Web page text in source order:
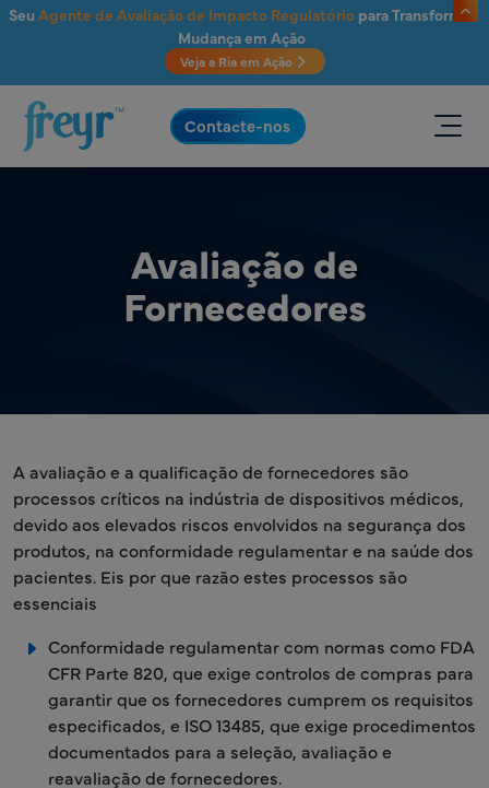
Saltar para o conteúdo principal
Seu Agente de Avaliação de Impacto Regulatóriopara Transformar
Mudança em Ação
Veja a Ria em Ação
.
Contacte-nos
Avaliação de
Fornecedores
A avaliação e a qualificação de fornecedores são
processos críticos na indústria de dispositivos médicos,
devido aos elevados riscos envolvidos na segurança dos
produtos, na conformidade regulamentar e na saúde dos
pacientes. Eis por que razão estes processos são
essenciais
Conformidade regulamentar com normas como FDA
CFR Parte 820, que exige controlos de compras para
garantir que os fornecedores cumprem os requisitos
especificados, e ISO 13485, que exige procedimentos
documentados para a seleção, avaliação e
reavaliação de fornecedores.